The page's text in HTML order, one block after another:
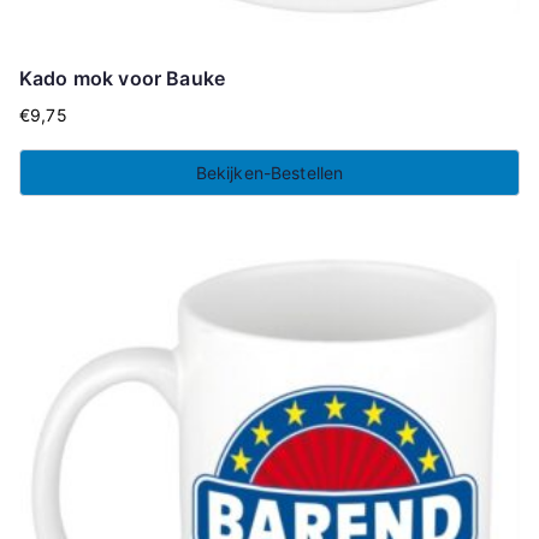
Kado mok voor Bauke
€9,75
Bekijken-Bestellen